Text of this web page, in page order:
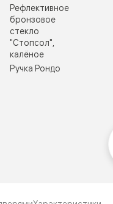
Рефлективное
бронзовое
стекло
"Стопсол",
калёное
Ручка Рондо